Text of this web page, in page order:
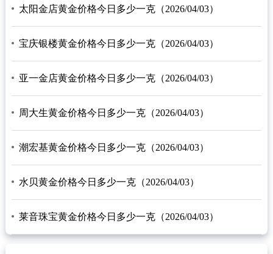
太阳金店黄金价格今日多少一克（2026/04/03）
宝庆银楼黄金价格今日多少一克（2026/04/03）
亚一金店黄金价格今日多少一克（2026/04/03）
周大生黄金价格今日多少一克（2026/04/03）
潮宏基黄金价格今日多少一克（2026/04/03）
水贝黄金价格今日多少一克（2026/04/03）
莱音珠宝黄金价格今日多少一克（2026/04/03）